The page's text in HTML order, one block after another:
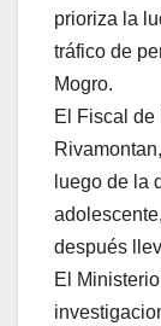
prioriza la
tráfico de
Mogro.
El Fiscal de
luego de la
después
El